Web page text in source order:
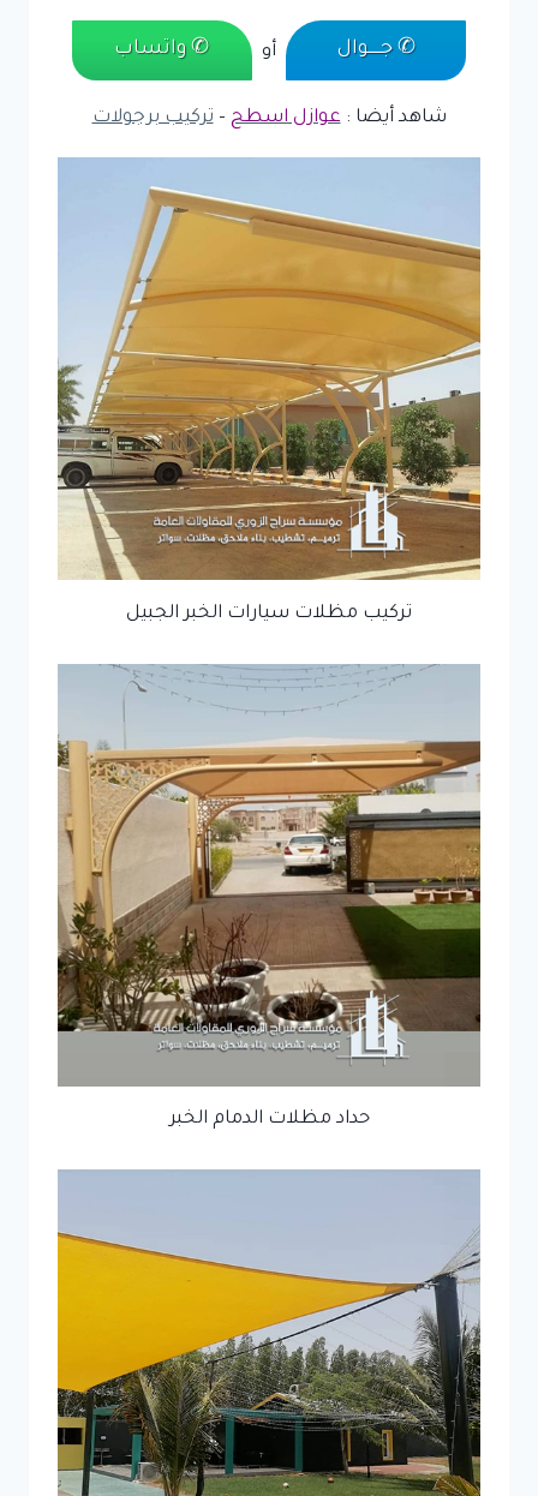
✆ جـــــوال أو ✆ واتساب
شاهد أيضا :عوازل اسطح –تركيب برجولات
تركيب مظلات سيارات الخبر الجبيل
حداد مظلات الدمام الخبر